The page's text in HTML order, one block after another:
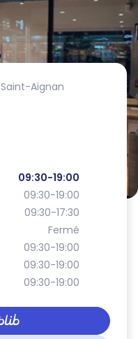
Aignan
09:30-19:00
09:30-19:00
09:30-17:30
Fermé
09:30-19:00
09:30-19:00
09:30-19:00